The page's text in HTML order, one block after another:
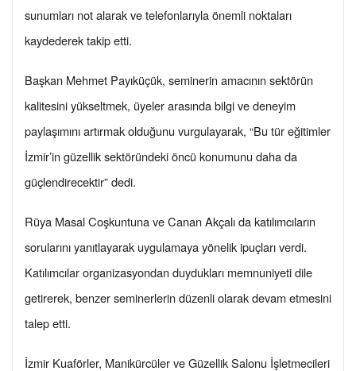
sunumları not alarak ve telefonlarıyla önemli noktaları
kaydederek takip etti.
Başkan Mehmet Payıküçük, seminerin amacının sektörün
kalitesini yükseltmek, üyeler arasında bilgi ve deneyim
paylaşımını artırmak olduğunu vurgulayarak, “Bu tür eğitimler
İzmir’in güzellik sektöründeki öncü konumunu daha da
güçlendirecektir” dedi.
Rüya Masal Coşkuntuna ve Canan Akçalı da katılımcıların
sorularını yanıtlayarak uygulamaya yönelik ipuçları verdi.
Katılımcılar organizasyondan duydukları memnuniyeti dile
getirerek, benzer seminerlerin düzenli olarak devam etmesini
talep etti.
İzmir Kuaförler, Manikürcüler ve Güzellik Salonu İşletmecileri